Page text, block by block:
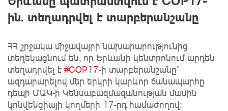
ին. տեղադրվել է տարբերանշանը
ՀՀ շրջակա միջավայրի նախարարությունից
տեղեկացնում են, որ Երևանի կենտրոնում արդեն
տեղադրվել է #COP17-ի տարբերանշանը՝
ազդարարելով մեր երկրի կարևոր ճանապարհը
դեպի ՄԱԿ-ի Կենսաբազմազանության մասին
կոնվենցիայի կողմերի 17-րդ համաժողով։